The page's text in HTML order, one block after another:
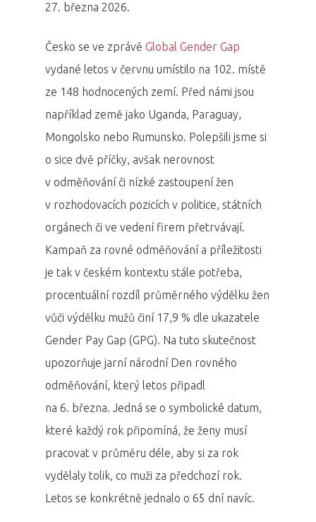
27. března 2026.
Česko se ve zprávě Global Gender Gap
vydané letos v červnu umístilo na 102. místě
ze 148 hodnocených zemí. Před námi jsou
například země jako Uganda, Paraguay,
Mongolsko nebo Rumunsko. Polepšili jsme si
o sice dvě příčky, avšak nerovnost
v odměňování či nízké zastoupení žen
v rozhodovacích pozicích v politice, státních
orgánech či ve vedení firem přetrvávají.
Kampaň za rovné odměňování a příležitosti
je tak v českém kontextu stále potřeba,
procentuální rozdíl průměrného výdělku žen
vůči výdělku mužů činí 17,9 % dle ukazatele
Gender Pay Gap (GPG). Na tuto skutečnost
upozorňuje jarní národní Den rovného
odměňování, který letos připadl
na 6. března. Jedná se o symbolické datum,
které každý rok připomíná, že ženy musí
pracovat v průměru déle, aby si za rok
vydělaly tolik, co muži za předchozí rok.
Letos se konkrétně jednalo o 65 dní navíc.